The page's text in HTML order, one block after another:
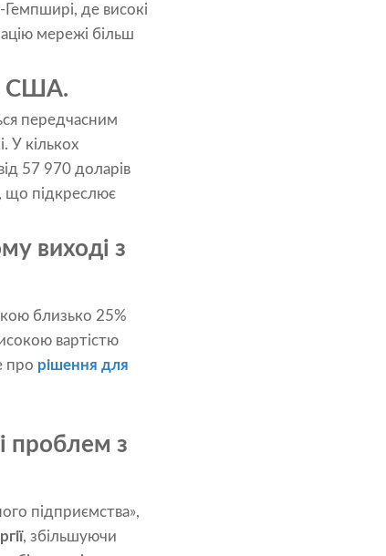
де високі
мережі більш
США.
передчасним
У кількох
57 970 доларів
що підкреслює
виході з
близько 25%
вартістю
про рішення для
проблем з
підприємства»,
, збільшуючи